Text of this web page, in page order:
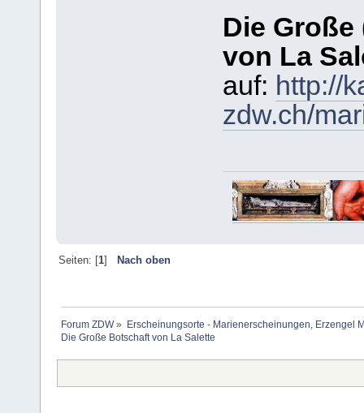
Die
von La
auf: http://
zdw.ch/
Seiten: [1] Nach oben
Forum ZDW» Erscheinungsorte - Marienerscheinungen, Erzengel
Die Große Botschaft von La Salette